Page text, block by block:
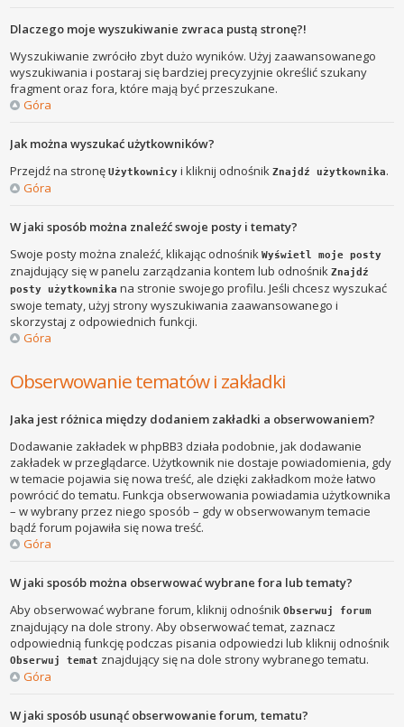
Dlaczego moje wyszukiwanie zwraca pustą stronę?!
Wyszukiwanie zwróciło zbyt dużo wyników. Użyj zaawansowanego
wyszukiwania i postaraj się bardziej precyzyjnie określić szukany
fragment oraz fora, które mają być przeszukane.
Góra
Jak można wyszukać użytkowników?
Przejdź na stronęUżytkownicy i kliknij odnośnikZnajdź użytkownika.
Góra
W jaki sposób można znaleźć swoje posty i tematy?
Swoje posty można znaleźć, klikając odnośnikWyświetl moje posty
znajdujący się w panelu zarządzania kontem lub odnośnikZnajdź
posty użytkownika na stronie swojego profilu. Jeśli chcesz wyszukać
swoje tematy, użyj strony wyszukiwania zaawansowanego i
skorzystaj z odpowiednich funkcji.
Góra
Obserwowanie tematów i zakładki
Jaka jest różnica między dodaniem zakładki a obserwowaniem?
Dodawanie zakładek w phpBB3 działa podobnie, jak dodawanie
zakładek w przeglądarce. Użytkownik nie dostaje powiadomienia, gdy
w temacie pojawia się nowa treść, ale dzięki zakładkom może łatwo
powrócić do tematu. Funkcja obserwowania powiadamia użytkownika
– w wybrany przez niego sposób – gdy w obserwowanym temacie
bądź forum pojawiła się nowa treść.
Góra
W jaki sposób można obserwować wybrane fora lub tematy?
Aby obserwować wybrane forum, kliknij odnośnikObserwuj forum
znajdujący na dole strony. Aby obserwować temat, zaznacz
odpowiednią funkcję podczas pisania odpowiedzi lub kliknij odnośnik
Obserwuj temat znajdujący się na dole strony wybranego tematu.
Góra
W jaki sposób usunąć obserwowanie forum, tematu?